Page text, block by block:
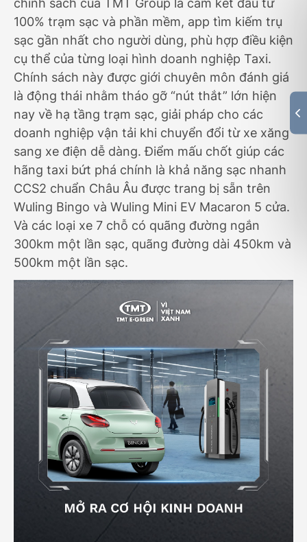
chính sách của TMT Group là cam kết đầu tư
100% trạm sạc và phần mềm, app tìm kiếm trụ
sạc gần nhất cho người dùng, phù hợp điều kiện
cụ thể của từng loại hình doanh nghiệp Taxi.
Chính sách này được giới chuyên môn đánh giá
là động thái nhằm tháo gỡ “nút thắt” lớn hiện
nay về hạ tầng trạm sạc, giải pháp cho các
doanh nghiệp vận tải khi chuyển đổi từ xe xăng
sang xe điện dễ dàng. Điểm mấu chốt giúp các
hãng taxi bứt phá chính là khả năng sạc nhanh
CCS2 chuẩn Châu Âu được trang bị sẵn trên
Wuling Bingo và Wuling Mini EV Macaron 5 cửa.
Và các loại xe 7 chỗ có quãng đường ngắn
300km một lần sạc, quãng đường dài 450km và
500km một lần sạc.